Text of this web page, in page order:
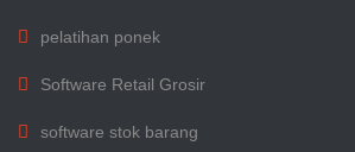
pelatihan ponek
Software Retail Grosir
software stok barang